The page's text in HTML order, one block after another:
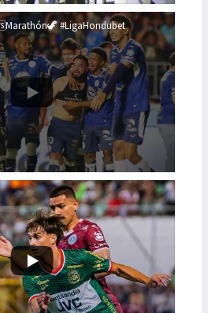
#LigaHondubet